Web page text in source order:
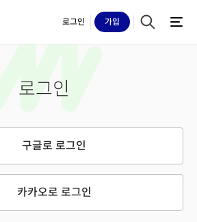
로그인 가입
로그인
구글로 로그인
카카오로 로그인